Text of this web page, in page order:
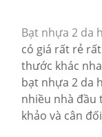
Bạt nhựa 2 da
có giá rất rẻ
thước khác
bạt nhựa 2 da
nhiều nhà đầu
khảo và cân